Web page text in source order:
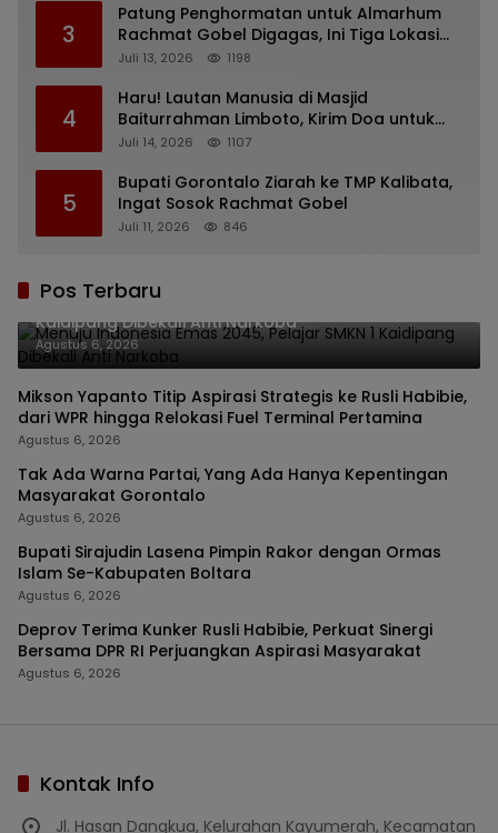
3
Patung Penghormatan untuk Almarhum
Rachmat Gobel Digagas, Ini Tiga Lokasi
yang Diusulkan
Juli 13, 2026 1198
4
Haru! Lautan Manusia di Masjid
Baiturrahman Limboto, Kirim Doa untuk
Almarhum Rachmat Gobel
Juli 14, 2026 1107
5
Bupati Gorontalo Ziarah ke TMP Kalibata,
Ingat Sosok Rachmat Gobel
Juli 11, 2026 846
Pos Terbaru
Menuju Indonesia Emas 2045, Pelajar SMKN 1
Kaidipang Dibekali Anti Narkoba
Agustus 6, 2026
Mikson Yapanto Titip Aspirasi Strategis ke Rusli Habibie,
dari WPR hingga Relokasi Fuel Terminal Pertamina
Agustus 6, 2026
Tak Ada Warna Partai, Yang Ada Hanya Kepentingan
Masyarakat Gorontalo
Agustus 6, 2026
Bupati Sirajudin Lasena Pimpin Rakor dengan Ormas
Islam Se-Kabupaten Boltara
Agustus 6, 2026
Deprov Terima Kunker Rusli Habibie, Perkuat Sinergi
Bersama DPR RI Perjuangkan Aspirasi Masyarakat
Agustus 6, 2026
Kontak Info
Jl. Hasan Dangkua, Kelurahan Kayumerah, Kecamatan